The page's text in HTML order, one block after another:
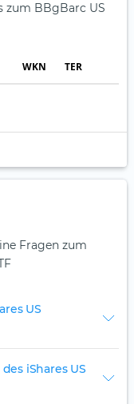
zum BBgBarc US
WKN TER
Fragen zum
US
iShares US